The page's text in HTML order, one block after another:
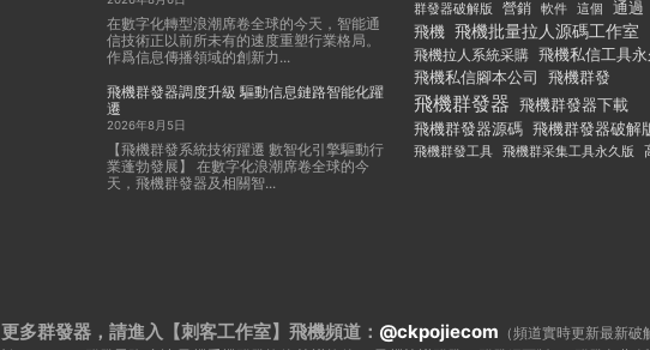
在數字化轉型浪潮席卷全球的今天，智能通
信技術正以前所未有的速度重塑行業格局。
作爲信息傳播領域的創新力...
飛機群發器調度升級 驅動信息鏈路智能化躍
遷
2026年8月5日
【飛機群發系統技術躍遷 數智化引擎驅動行
業蓬勃發展】 在數字化浪潮席卷全球的今
天，飛機群發器及相關智...
群發器破解版 營銷 軟件 這個 通過
飛機 飛機批量拉人源碼工作室
飛機拉人系統采購 飛機私信工具
飛機私信腳本公司
飛機群發
飛機群發器 飛機群發器下載
飛機群發器源碼 飛機群發器破解
飛機群發工具 飛機群采集工具永久版
更多群發器，請進入【刺客工作室】 飛機頻道： @ckpojiecom （頻道實時更新最新破